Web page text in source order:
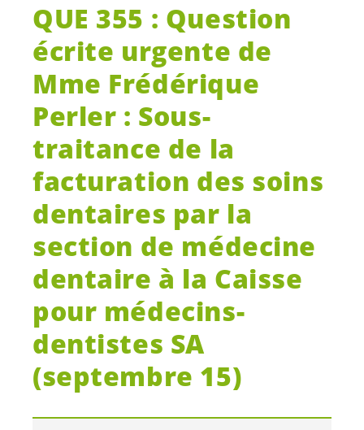
QUE 355 : Question
écrite urgente de
Mme Frédérique
Perler : Sous-
traitance de la
facturation des soins
dentaires par la
section de médecine
dentaire à la Caisse
pour médecins-
dentistes SA
(septembre 15)